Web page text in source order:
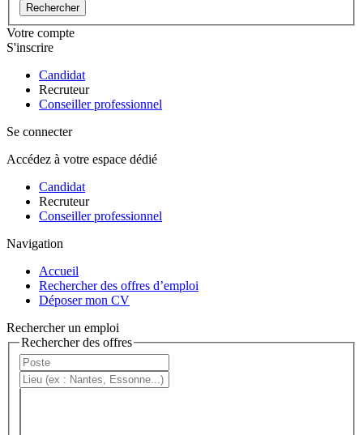
Rechercher
Votre compte
S'inscrire
Candidat
Recruteur
Conseiller professionnel
Se connecter
Accédez à votre espace dédié
Candidat
Recruteur
Conseiller professionnel
Navigation
Accueil
Rechercher des offres d’emploi
Déposer mon CV
Rechercher un emploi
Rechercher des offres